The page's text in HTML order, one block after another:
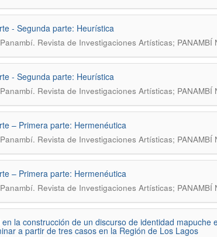
- Segunda parte: Heurística
Panambí. Revista de Investigaciones Artísticas; PANAMBÍ
- Segunda parte: Heurística
Panambí. Revista de Investigaciones Artísticas; PANAMBÍ
– Primera parte: Hermenéutica
Panambí. Revista de Investigaciones Artísticas; PANAMBÍ
– Primera parte: Hermenéutica
Panambí. Revista de Investigaciones Artísticas; PANAMBÍ
la construcción de un discurso de identidad mapuche
a partir de tres casos en la Región de Los Lagos